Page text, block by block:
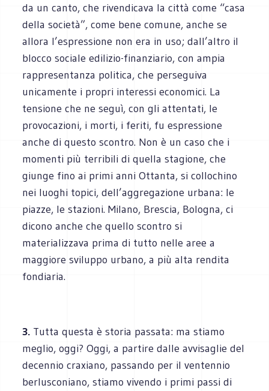
da un canto, che rivendicava la città come “casa
della società”, come bene comune, anche se
allora l’espressione non era in uso; dall’altro il
blocco sociale edilizio-finanziario, con ampia
rappresentanza politica, che perseguiva
unicamente i propri interessi economici. La
tensione che ne seguì, con gli attentati, le
provocazioni, i morti, i feriti, fu espressione
anche di questo scontro. Non è un caso che i
momenti più terribili di quella stagione, che
giunge fino ai primi anni Ottanta, si collochino
nei luoghi topici, dell’aggregazione urbana: le
piazze, le stazioni. Milano, Brescia, Bologna, ci
dicono anche che quello scontro si
materializzava prima di tutto nelle aree a
maggiore sviluppo urbano, a più alta rendita
fondiaria.
3. Tutta questa è storia passata: ma stiamo
meglio, oggi? Oggi, a partire dalle avvisaglie del
decennio craxiano, passando per il ventennio
berlusconiano, stiamo vivendo i primi passi di